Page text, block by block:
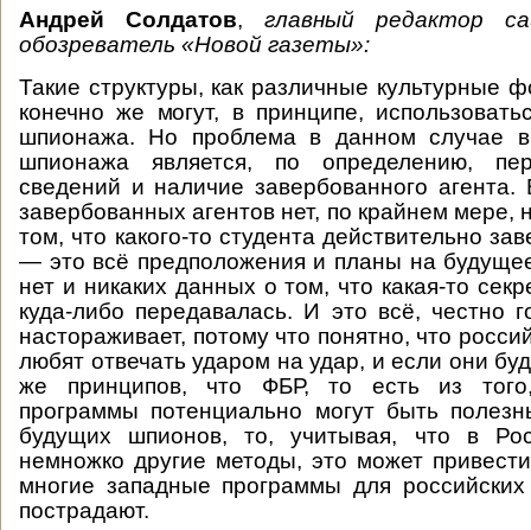
Андрей Солдатов,
главный редактор
обозреватель «Новой газеты»:
Такие структуры, как различные культурные
конечно же могут, в принципе,
шпионажа. Но проблема в данном случае
шпионажа является, по определению,
сведений и наличие завербованного
завербованных агентов нет, по крайнем мере,
том, что какого-то студента действительно
— это всё предположения и планы на
нет и никаких данных о том, что какая-то
куда-либо передавалась. И это всё, честно
настораживает, потому что понятно, что
любят отвечать ударом на удар, и если они
же принципов, что ФБР, то есть из
программы потенциально могут быть
будущих шпионов, то, учитывая, что в
немножко другие методы, это может
многие западные программы для российских
пострадают.